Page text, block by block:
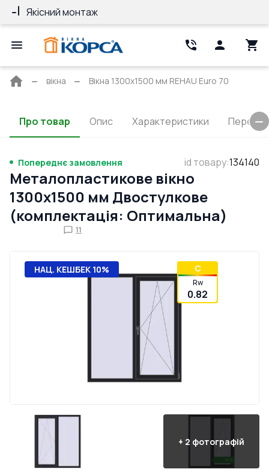
Якісний монтаж
Головна
вікна Вікна 1300x1500 мм REHAU Euro 70
Про товар Опис Характеристики
Попереднє замовлення id товару:134140
Металопластикове вікно
1300x1500 мм Двостулкове
(комплектація: Оптимальна)
11
НАЦ. КЕШБЕК 10% C
Rw
0.82
+ 2 фотографій